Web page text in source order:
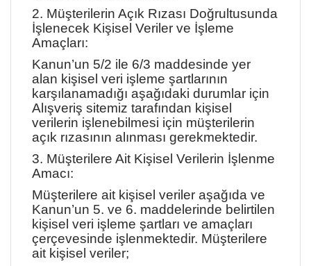
2. Müşterilerin Açık Rızası Doğrultusunda
İşlenecek Kişisel Veriler ve İşleme
Amaçları:
Kanun’un 5/2 ile 6/3 maddesinde yer
alan kişisel veri işleme şartlarının
karşılanamadığı aşağıdaki durumlar için
Alışveriş sitemiz tarafından kişisel
verilerin işlenebilmesi için müşterilerin
açık rızasının alınması gerekmektedir.
3. Müşterilere Ait Kişisel Verilerin İşlenme
Amacı:
Müşterilere ait kişisel veriler aşağıda ve
Kanun’un 5. ve 6. maddelerinde belirtilen
kişisel veri işleme şartları ve amaçları
çerçevesinde işlenmektedir. Müşterilere
ait kişisel veriler;